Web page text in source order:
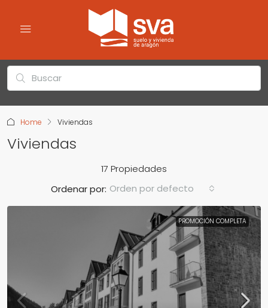
Home Viviendas
Viviendas
17 Propiedades
Ordenar por: Orden por defecto
PROMOCIÓN COMPLETA